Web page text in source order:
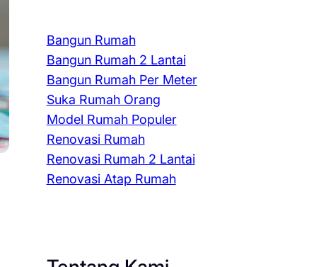
Bangun Rumah
Bangun Rumah 2 Lantai
Bangun Rumah Per Meter
Suka Rumah Orang
Model Rumah Populer
Renovasi Rumah
Renovasi Rumah 2 Lantai
Renovasi Atap Rumah